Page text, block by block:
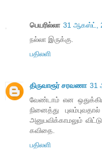
பெயரில்லா 31 ஆகஸ்ட்,
நல்லா இருக்கு.
பதிலளி
திருவாரூர் சரவணா 31
வேண்டாம் என
நினைத்து
அனுபவிக்காமலும்
கவிதை.
பதிலளி